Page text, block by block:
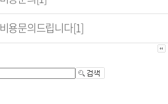
비용문의드립니다[1]